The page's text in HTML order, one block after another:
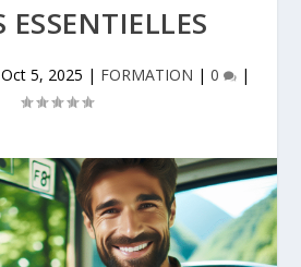
ESSENTIELLES
Oct 5, 2025 | FORMATION | 0 |